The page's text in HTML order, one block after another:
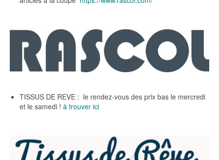
TISSUS DE REVE : le rendez-vous des prix bas le mercredi
et le samedi ! à trouver ici